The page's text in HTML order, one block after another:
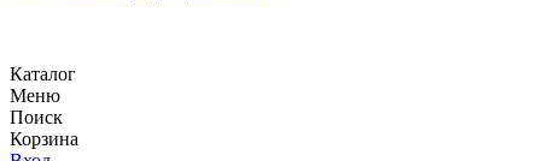
Каталог
Меню
Поиск
Корзина